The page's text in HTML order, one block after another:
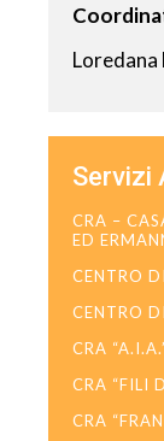
Servizi
CRA –
ED
CENTRO
CENTRO
CRA
CRA “FILI
CRA